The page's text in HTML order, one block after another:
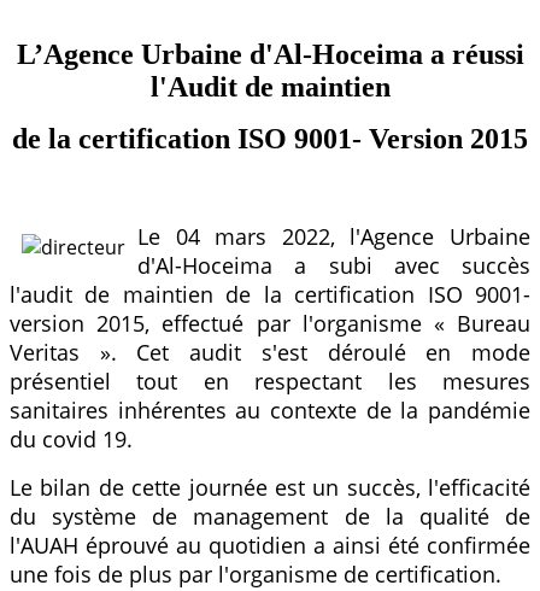
L’Agence Urbaine d'Al-Hoceima a réussi
l'Audit de maintien
de la certification ISO 9001- Version 2015
Le 04 mars 2022, l'Agence Urbaine
d'Al-Hoceima a subi avec succès
l'audit de maintien de la certification ISO 9001-
version 2015, effectué par l'organisme « Bureau
Veritas ». Cet audit s'est déroulé en mode
présentiel tout en respectant les mesures
sanitaires inhérentes au contexte de la pandémie
du covid 19.
Le bilan de cette journée est un succès, l'efficacité
du système de management de la qualité de
l'AUAH éprouvé au quotidien a ainsi été confirmée
une fois de plus par l'organisme de certification.